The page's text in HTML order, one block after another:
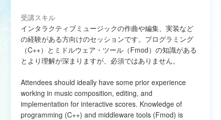
受講スキル
インタラクティブミュージックの作曲や編集、実装など
の経験がある方向けのセッションです。プログラミング
（C++）とミドルウェア・ツール（Fmod）の知識がある
とより理解が深まりますが、必須ではありません。
Attendees should ideally have some prior experience
working in music composition, editing, and
implementation for interactive scores. Knowledge of
programming (C++) and middleware tools (Fmod) is